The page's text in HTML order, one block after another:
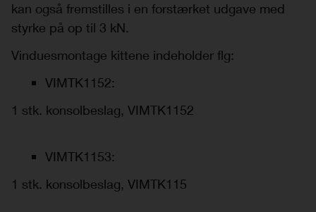
kan også fremstilles i en forstærket udgave med
styrke på op til 3 kN.
Vinduesmontage kittene indeholder flg:
VIMTK1152:
1 stk. konsolbeslag, VIMTK1152
VIMTK1153:
1 stk. konsolbeslag, VIMTK115